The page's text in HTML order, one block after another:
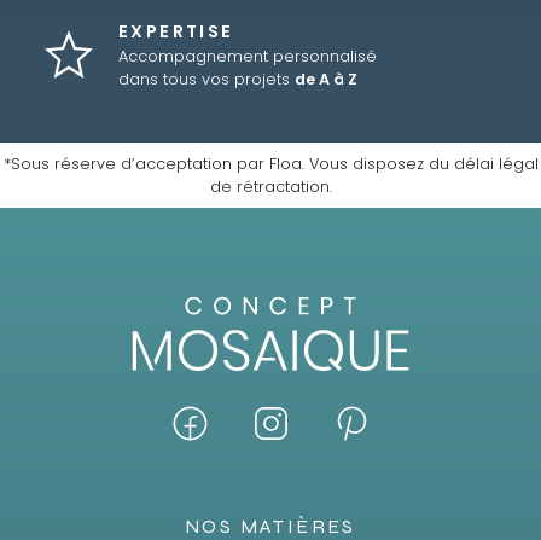
EXPERTISE
Accompagnement personnalisé
dans tous vos projets de A à Z
*Sous réserve d’acceptation par Floa. Vous disposez du délai légal
de rétractation.
NOS MATIÈRES